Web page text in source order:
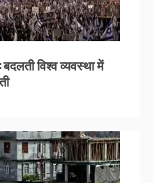
विश्व व्यवस्था में